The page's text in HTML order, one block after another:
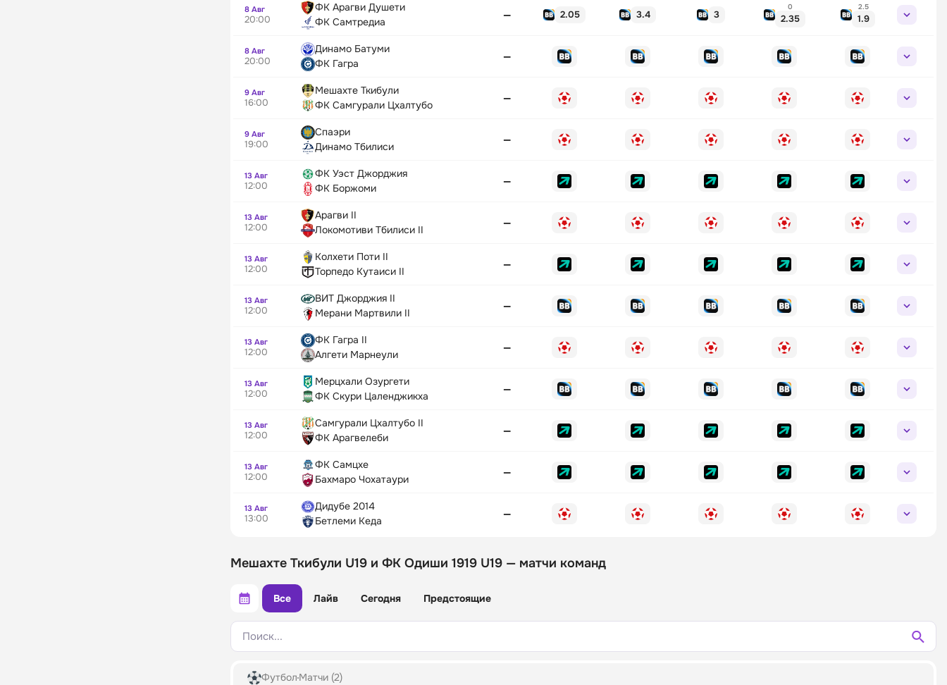
8 Авг
20:00
ФК Арагви Душети
ФК Самтредиа
— 2.05 3.4 3
0
2.35
2.5
1.9
8 Авг
20:00
Динамо Батуми
ФК Гагра
—
9 Авг
16:00
Мешахте Ткибули
ФК Самгурали Цхалтубо
—
9 Авг
19:00
Спаэри
Динамо Тбилиси
—
13 Авг
12:00
ФК Уэст Джорджия
ФК Боржоми
—
13 Авг
12:00
Арагви II
Локомотиви Тбилиси II
—
13 Авг
12:00
Колхети Поти II
Торпедо Кутаиси II
—
13 Авг
12:00
ВИТ Джорджия II
Мерани Мартвили II
—
13 Авг
12:00
ФК Гагра II
Алгети Марнеули
—
13 Авг
12:00
Мерцхали Озургети
ФК Скури Цаленджикха
—
13 Авг
12:00
Самгурали Цхалтубо II
ФК Арагвелеби
—
13 Авг
12:00
ФК Самцхе
Бахмаро Чохатаури
—
13 Авг
13:00
Дидубе 2014
Бетлеми Кеда
—
Мешахте Ткибули U19 и ФК Одиши 1919 U19 — матчи команд
Все Лайв Сегодня Предстоящие
Поиск...
Футбол Матчи (2)